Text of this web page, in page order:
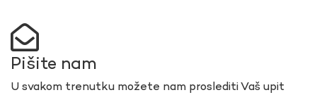
Pišite nam
U svakom trenutku možete nam proslediti Vaš upit